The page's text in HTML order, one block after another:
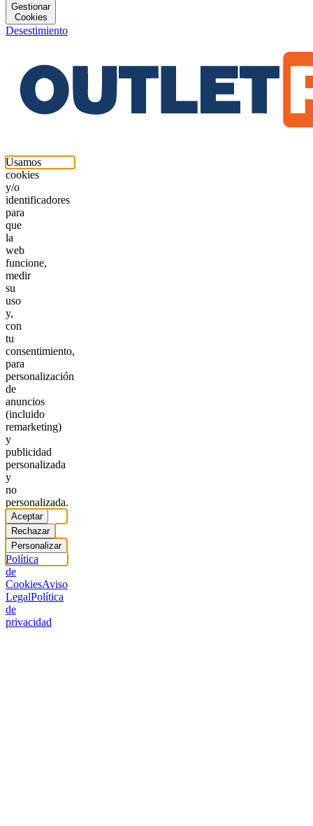
Gestionar
Cookies
Desestimiento
Usamos
cookies
y/o
identificadores
para
que
la
web
funcione,
medir
su
uso
y,
con
tu
consentimiento,
para
personalización
de
anuncios
(incluido
remarketing)
y
publicidad
personalizada
y
no
personalizada.
Aceptar
Rechazar
Personalizar
Política
de
CookiesAviso
LegalPolítica
de
privacidad